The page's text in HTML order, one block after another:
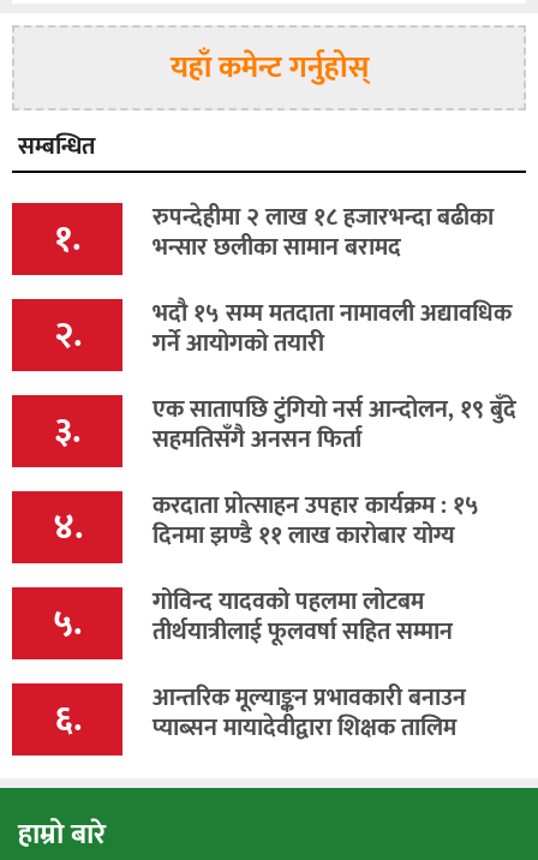
यहाँ कमेन्ट गर्नुहोस्
सम्बन्धित
१. रुपन्देहीमा २ लाख १८ हजारभन्दा बढीका
भन्सार छलीका सामान बरामद
२. भदौ १५ सम्म मतदाता नामावली अद्यावधिक
गर्ने आयोगको तयारी
३. एक सातापछि टुंगियो नर्स आन्दोलन, १९ बुँदे
सहमतिसँगै अनसन फिर्ता
४. करदाता प्रोत्साहन उपहार कार्यक्रम : १५
दिनमा झण्डै ११ लाख कारोबार योग्य
५. गोविन्द यादवको पहलमा लोटबम
तीर्थयात्रीलाई फूलवर्षा सहित सम्मान
६. आन्तरिक मूल्याङ्कन प्रभावकारी बनाउन
प्याब्सन मायादेवीद्वारा शिक्षक तालिम
हाम्रो बारे